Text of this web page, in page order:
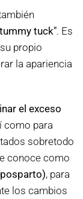
tuck". Es
propio
la apariencia
el exceso
como para
sobretodo
conoce como
, para
los cambios